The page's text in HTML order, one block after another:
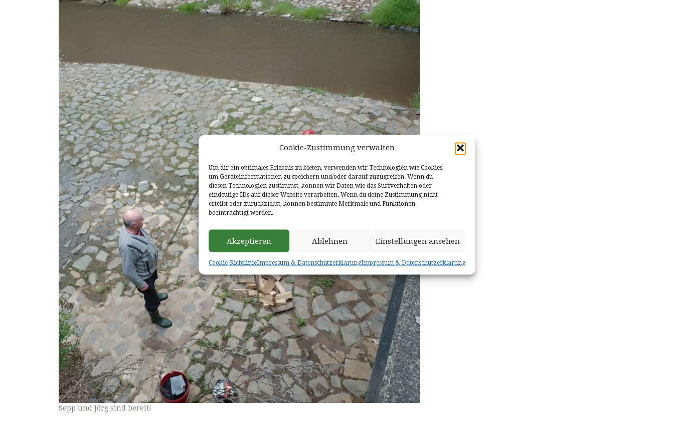
Cookie-Zustimmung verwalten
Um dir ein optimales Erlebnis zu bieten, verwenden wir Technologien wie Cookies,
um Geräteinformationen zu speichern und/oder darauf zuzugreifen. Wenn du
diesen Technologien zustimmst, können wir Daten wie das Surfverhalten oder
eindeutige IDs auf dieser Website verarbeiten. Wenn du deine Zustimmung nicht
erteilst oder zurückziehst, können bestimmte Merkmale und Funktionen
beeinträchtigt werden.
Akzeptieren Ablehnen Einstellungen ansehen
Cookie-RichtlinieImpressum & DatenschutzerklärungImpressum & Datenschutzerklärung
Sepp und Jörg sind bereit!